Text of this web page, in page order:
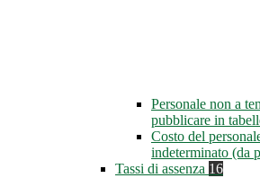
Personale non a
pubblicare in
Costo del
indeterminato (da
Tassi di assenza 16